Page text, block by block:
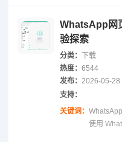
WhatsApp网
验探索
分类： 下载
热度： 6544
发布： 2026-05-28
支持：
关键词：
使用